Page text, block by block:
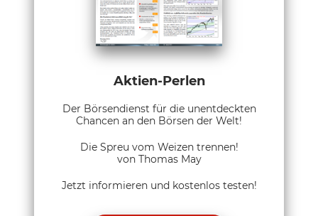
Aktien-Perlen
Der Börsendienst für die unentdeckten
Chancen an den Börsen der Welt!
Die Spreu vom Weizen trennen!
von Thomas May
Jetzt informieren und kostenlos testen!